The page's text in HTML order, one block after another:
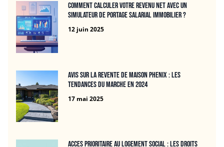
Comment calculer votre revenu net avec un
simulateur de portage salarial immobilier ?
12 juin 2025
Avis sur la revente de maison Phenix : Les
tendances du marche en 2024
17 mai 2025
Acces prioritaire au logement social : les droits